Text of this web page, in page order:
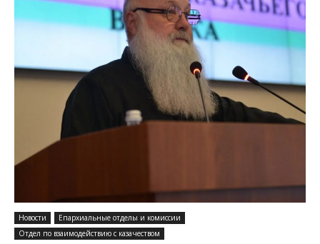
Новости
Епархиальные отделы и комиссии
Отдел по взаимодействию с казачеством